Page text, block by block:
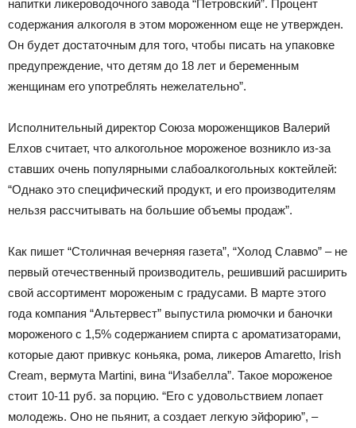
напитки ликероводочного завода “Петровский”. Процент
содержания алкоголя в этом мороженном еще не утвержден.
Он будет достаточным для того, чтобы писать на упаковке
предупреждение, что детям до 18 лет и беременным
женщинам его употреблять нежелательно”.
Исполнительный директор Союза мороженщиков Валерий
Елхов считает, что алкогольное мороженое возникло из-за
ставших очень популярными слабоалкогольных коктейлей:
“Однако это специфический продукт, и его производителям
нельзя рассчитывать на большие объемы продаж”.
Как пишет “Столичная вечерняя газета”, “Холод Славмо” – не
первый отечественный производитель, решивший расширить
свой ассортимент мороженым с градусами. В марте этого
года компания “Альтервест” выпустила рюмочки и баночки
мороженого с 1,5% содержанием спирта с ароматизаторами,
которые дают привкус коньяка, рома, ликеров Amaretto, Irish
Cream, вермута Martini, вина “Изабелла”. Такое мороженое
стоит 10-11 руб. за порцию. “Его с удовольствием лопает
молодежь. Оно не пьянит, а создает легкую эйфорию”, –